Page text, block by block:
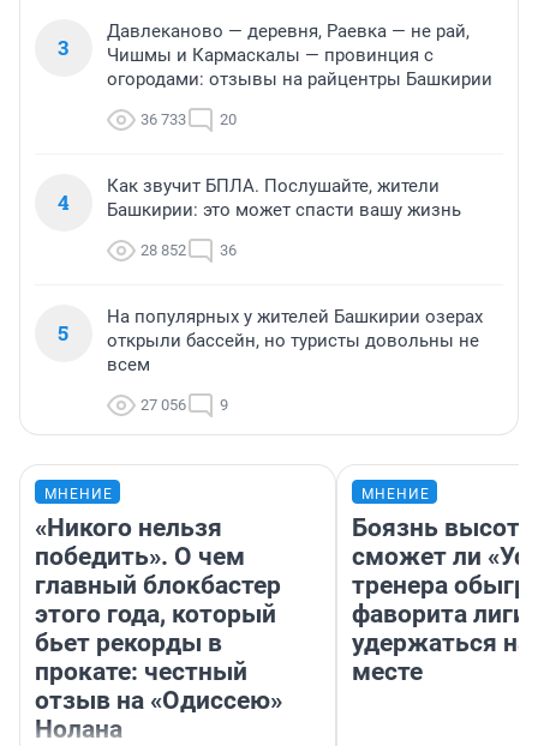
3
Давлеканово — деревня, Раевка — не рай,
Чишмы и Кармаскалы — провинция с
огородами: отзывы на райцентры Башкирии
36 733 20
4
Как звучит БПЛА. Послушайте, жители
Башкирии: это может спасти вашу жизнь
28 852 36
5
На популярных у жителей Башкирии озерах
открыли бассейн, но туристы довольны не
всем
27 056 9
МНЕНИЕ
«Никого нельзя
победить». О чем
главный блокбастер
этого года, который
бьет рекорды в
прокате: честный
отзыв на «Одиссею»
Нолана
МНЕНИЕ
Боязнь
сможет ли
тренера
фаворита лиги
удержаться
месте